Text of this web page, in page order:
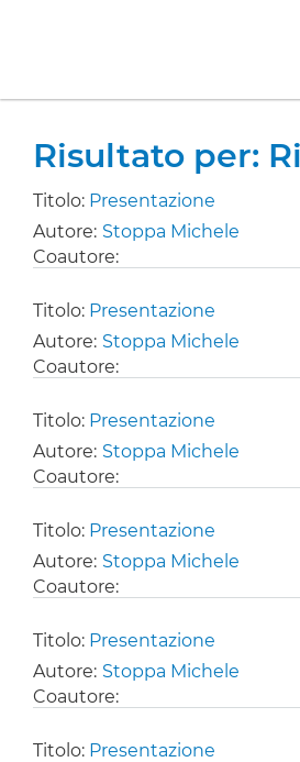
Risultato per:
Titolo: Presentazione
Autore: Stoppa Michele
Coautore:
Titolo: Presentazione
Autore: Stoppa Michele
Coautore:
Titolo: Presentazione
Autore: Stoppa Michele
Coautore:
Titolo: Presentazione
Autore: Stoppa Michele
Coautore:
Titolo: Presentazione
Autore: Stoppa Michele
Coautore:
Titolo: Presentazione